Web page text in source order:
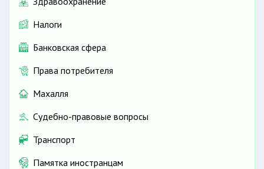
Налоги
Банковская сфера
Права потребителя
Махалля
Судебно-правовые вопросы
Транспорт
Памятка иностранцам